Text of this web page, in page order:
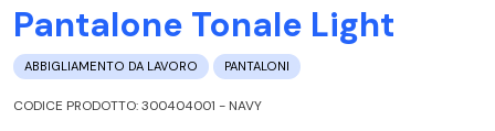
Pantalone Tonale Light
ABBIGLIAMENTO DA LAVORO PANTALONI
CODICE PRODOTTO: 300404001 - NAVY